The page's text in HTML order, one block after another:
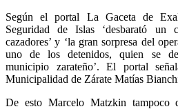
Según el portal La Gaceta de
Seguridad de Islas ‘desbarató un
cazadores’ y ‘la gran sorpresa del
uno de los detenidos, quien se
municipio zarateño’. El portal
Municipalidad de Zárate Matías
De esto Marcelo Matzkin